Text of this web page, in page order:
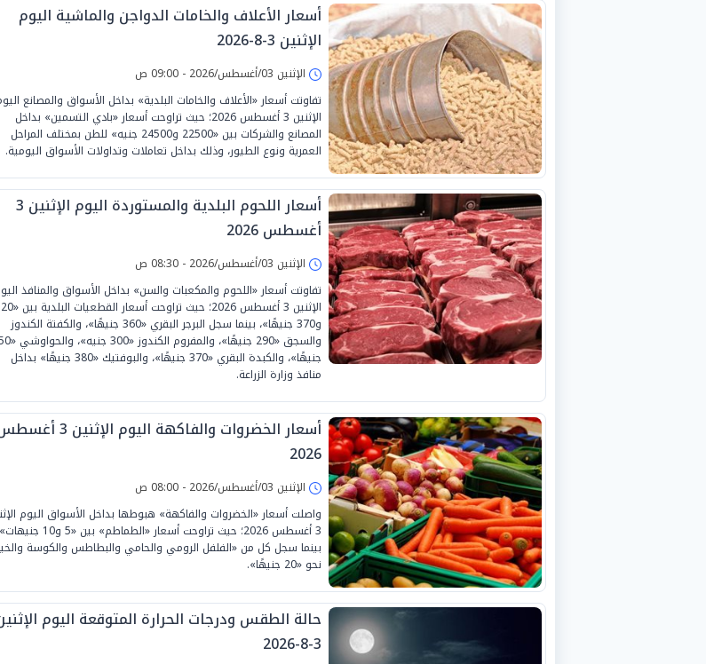
أسعار الأعلاف والخامات الدواجن والماشية اليوم
الإثنين 3-8-2026
الإثنين 03/أغسطس/2026 - 09:00 ص
تفاوتت أسعار «الأعلاف والخامات البلدية» بداخل الأسواق والمصانع
الإثنين 3 أغسطس 2026؛ حيث تراوحت أسعار «بادي التسمين» بداخل
المصانع والشركات بين «22500 و24500 جنيه» للطن بمختلف المراحل
العمرية ونوع الطيور، وذلك بداخل تعاملات وتداولات الأسواق اليومية.
أسعار اللحوم البلدية والمستوردة اليوم الإثنين 3
أغسطس 2026
الإثنين 03/أغسطس/2026 - 08:30 ص
تفاوتت أسعار «اللحوم والمكعبات والسن» بداخل الأسواق والمنافذ
الإثنين 3 أغسطس 2026؛ حيث تراوحت
و370 جنيهًا»، بينما سجل البرجر البقري «360 جنيهًا»، والكفتة الكندوز
والسجق «290 جنيهًا»،
جنيهًا»، والكبدة البقري «370 جنيهًا»، والبوفتيك «380 جنيهًا» بداخل
منافذ وزارة الزراعة.
أسعار الخضروات والفاكهة اليوم الإثنين
2026
الإثنين 03/أغسطس/2026 - 08:00 ص
واصلت أسعار «الخضروات والفاكهة» هبوطها بداخل الأسواق اليوم
3 أغسطس 2026؛ حيث تراوحت أسعار «الطماطم» بين «5 و10
بينما سجل كل من «الفلفل الرومي والحامي والبطاطس والكوسة
نحو «20 جنيهًا».
حالة الطقس ودرجات الحرارة المتوقعة اليوم
3-8-2026